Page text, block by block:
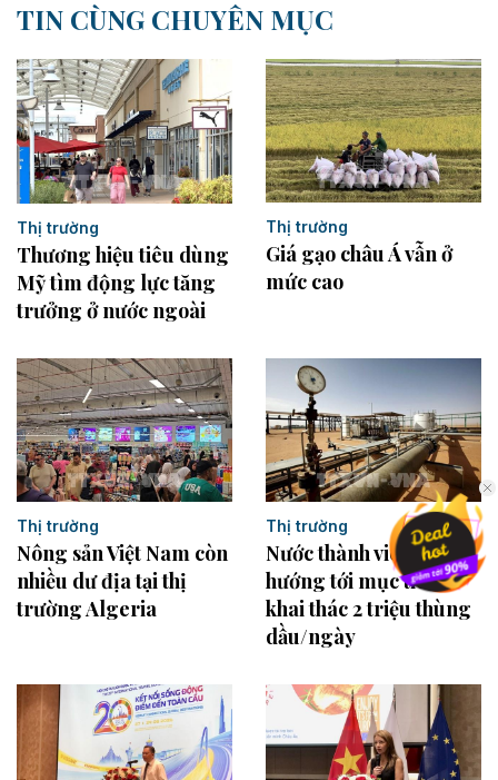
TIN CÙNG CHUYÊN MỤC
Thị trường
Thương hiệu tiêu dùng
Mỹ tìm động lực tăng
trưởng ở nước ngoài
Thị trường
Giá gạo châu Á vẫn ở
mức cao
Thị trường
Nông sản Việt Nam còn
nhiều dư địa tại thị
trường Algeria
Thị trường
Nước thành viên OPEC
hướng tới mục tiêu
khai thác 2 triệu thùng
dầu/ngày